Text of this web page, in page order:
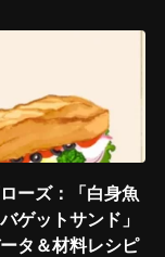
ーズ：「白身魚
ゲットサンド」
タ＆材料レシピ